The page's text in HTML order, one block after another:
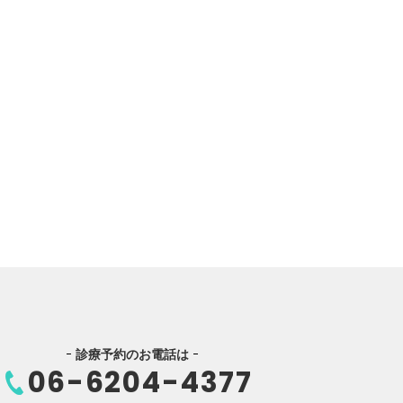
診療予約のお電話は
06-6204-4377